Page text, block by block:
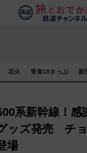
花火 青春18きっぷ 新
系新幹線！感
ッズ発売 チ
場